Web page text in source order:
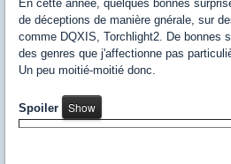
En cette année, quelques bonnes
de déceptions de manière gnérale, sur
comme DQXIS, Torchlight2. De bonnes
des genres que j'affectionne pas
Un peu moitié-moitié donc.
Spoiler